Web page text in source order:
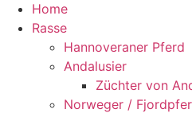
Home
Rasse
Hannoveraner Pferd
Andalusier
Züchter von
Norweger /